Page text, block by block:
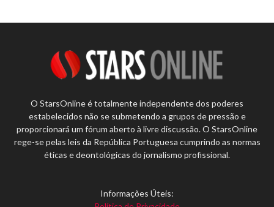
O StarsOnline é totalmente independente dos poderes
estabelecidos não se submetendo a grupos de pressão e
proporcionará um fórum aberto à livre discussão. O StarsOnline
rege-se pelas leis da República Portuguesa cumprindo as normas
éticas e deontológicas do jornalismo profissional.
Informações Úteis: